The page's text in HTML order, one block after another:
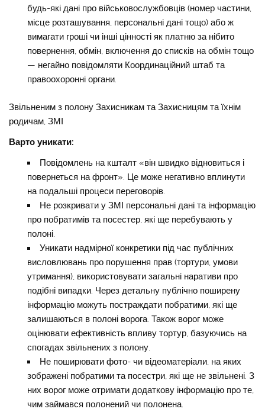
будь-які дані про військовослужбовців (номер частини,
місце розташування, персональні дані тощо) або ж
вимагати гроші чи інші цінності як платню за нібито
повернення, обмін, включення до списків на обмін тощо
— негайно повідомляти Координаційний штаб та
правоохоронні органи.
Звільненим з полону Захисникам та Захисницям та їхнім
родичам, ЗМІ
Варто уникати:
Повідомлень на кшталт «він швидко відновиться і
повернеться на фронт». Це може негативно вплинути
на подальші процеси переговорів.
Не розкривати у ЗМІ персональні дані та інформацію
про побратимів та посестер, які ще перебувають у
полоні.
Уникати надмірної конкретики під час публічних
висловлювань про порушення прав (тортури, умови
утримання), використовувати загальні наративи про
подібні випадки. Через детальну публічно поширену
інформацію можуть постраждати побратими, які ще
залишаються в полоні ворога. Також ворог може
оцінювати ефективність впливу тортур, базуючись на
спогадах звільнених з полону.
Не поширювати фото- чи відеоматеріали, на яких
зображені побратими та посестри, які ще не звільнені. З
них ворог може отримати додаткову інформацію про те,
чим займався полонений чи полонена.